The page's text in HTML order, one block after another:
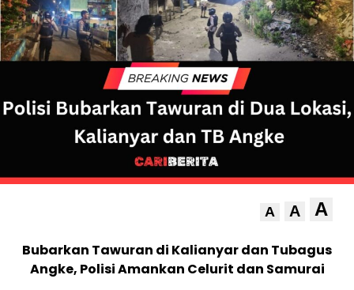
A A A
Bubarkan Tawuran di Kalianyar dan Tubagus
Angke, Polisi Amankan Celurit dan Samurai